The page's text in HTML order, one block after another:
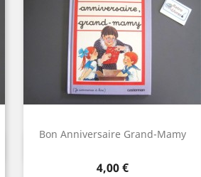
Bon Anniversaire Grand-Mamy
Prix
4,00 €